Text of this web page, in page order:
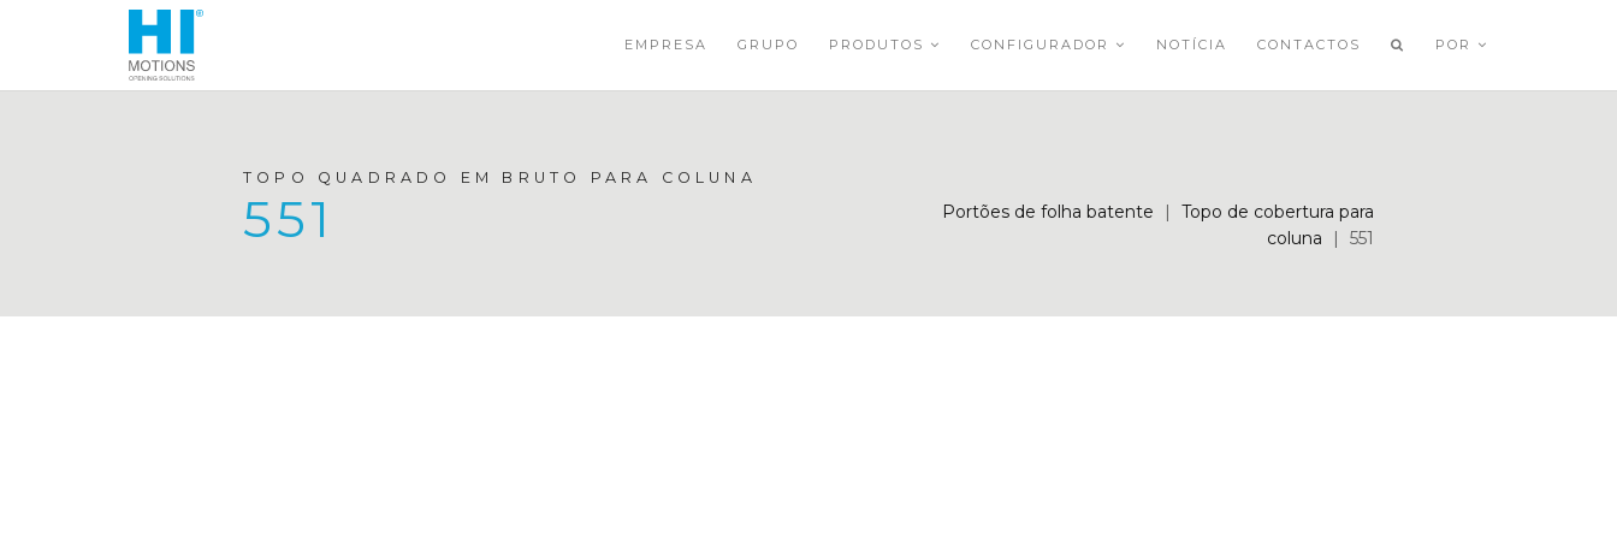
EMPRESA GRUPO PRODUTOS CONFIGURADOR NOTÍCIA CONTACTOS POR
TOPO QUADRADO EM BRUTO PARA COLUNA
551 Portões de folha batente |
Topo de cobertura para
coluna
| 551